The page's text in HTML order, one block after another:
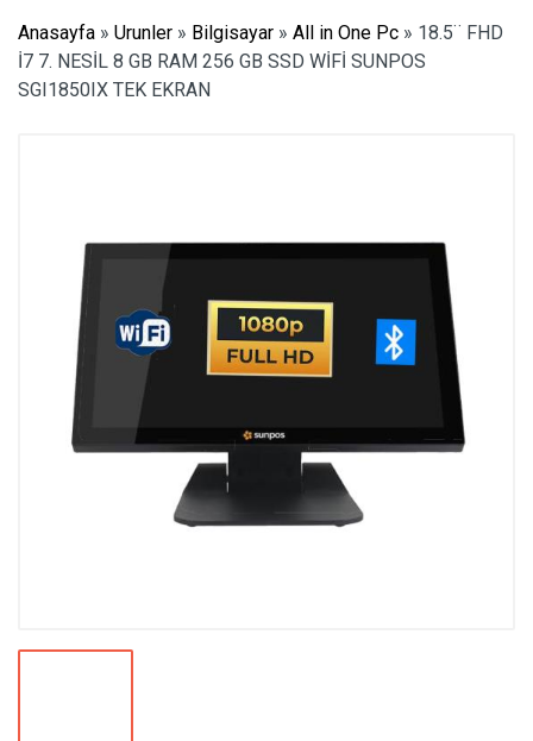
Anasayfa » Urunler » Bilgisayar » All in One Pc » 18.5¨ FHD
İ7 7. NESİL 8 GB RAM 256 GB SSD WİFİ SUNPOS
SGI1850IX TEK EKRAN